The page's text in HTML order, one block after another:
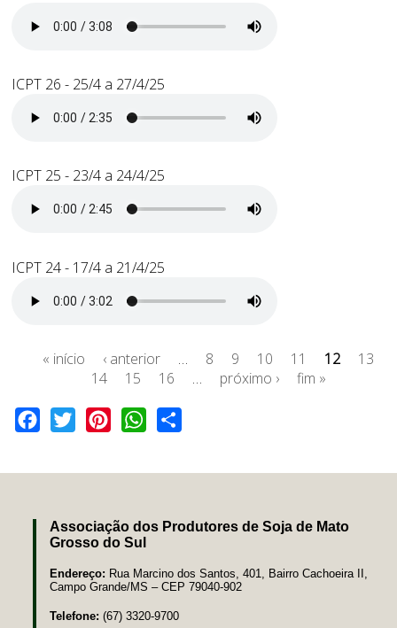
ICPT 26 - 25/4 a 27/4/25
ICPT 25 - 23/4 a 24/4/25
ICPT 24 - 17/4 a 21/4/25
« início ‹ anterior … 8 9 10 11 12
13
14
15 16 … próximo › fim »
Facebook
Twitter PinterestWhatsApp
Associação dos Produtores de Soja de Mato
Grosso do Sul
Endereço: Rua Marcino dos Santos, 401, Bairro Cachoeira II,
Campo Grande/MS – CEP 79040-902
Telefone: (67) 3320-9700